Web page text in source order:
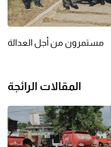
مستمرون من أجل العدالة
المقالات الرائجة